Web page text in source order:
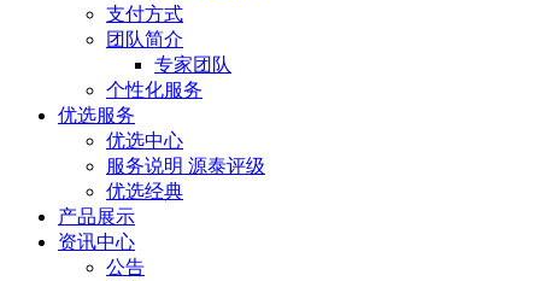
支付方式
团队简介
专家团队
个性化服务
优选服务
优选中心
服务说明 源泰评级
优选经典
产品展示
资讯中心
公告